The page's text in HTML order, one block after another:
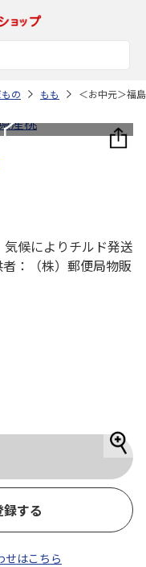
の もも ＜お中元＞福
候によりチルド発送
：（株）郵便局物販
する
せはこちら